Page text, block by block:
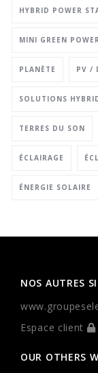
HYBRID POWER
MINI GREEN
PLANÈTE PV /
SOLUTIONS
TERRES DU SON
ÉCLAIRAGE
ÉNERGIE SOLAIRE
NOS AUTRES
Espace client
OUR OTHERS